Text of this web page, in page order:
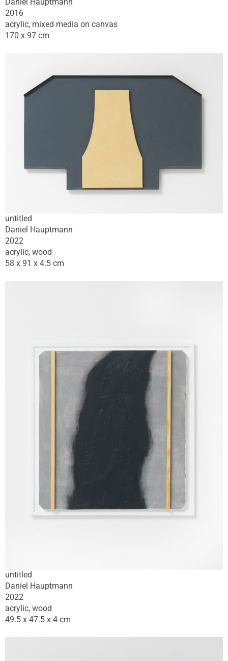
2016
acrylic, mixed media on canvas
170 x 97 cm
untitled
Daniel Hauptmann
2022
acrylic, wood
58 x 91 x 4.5 cm
untitled
Daniel Hauptmann
2022
acrylic, wood
49.5 x 47.5 x 4 cm